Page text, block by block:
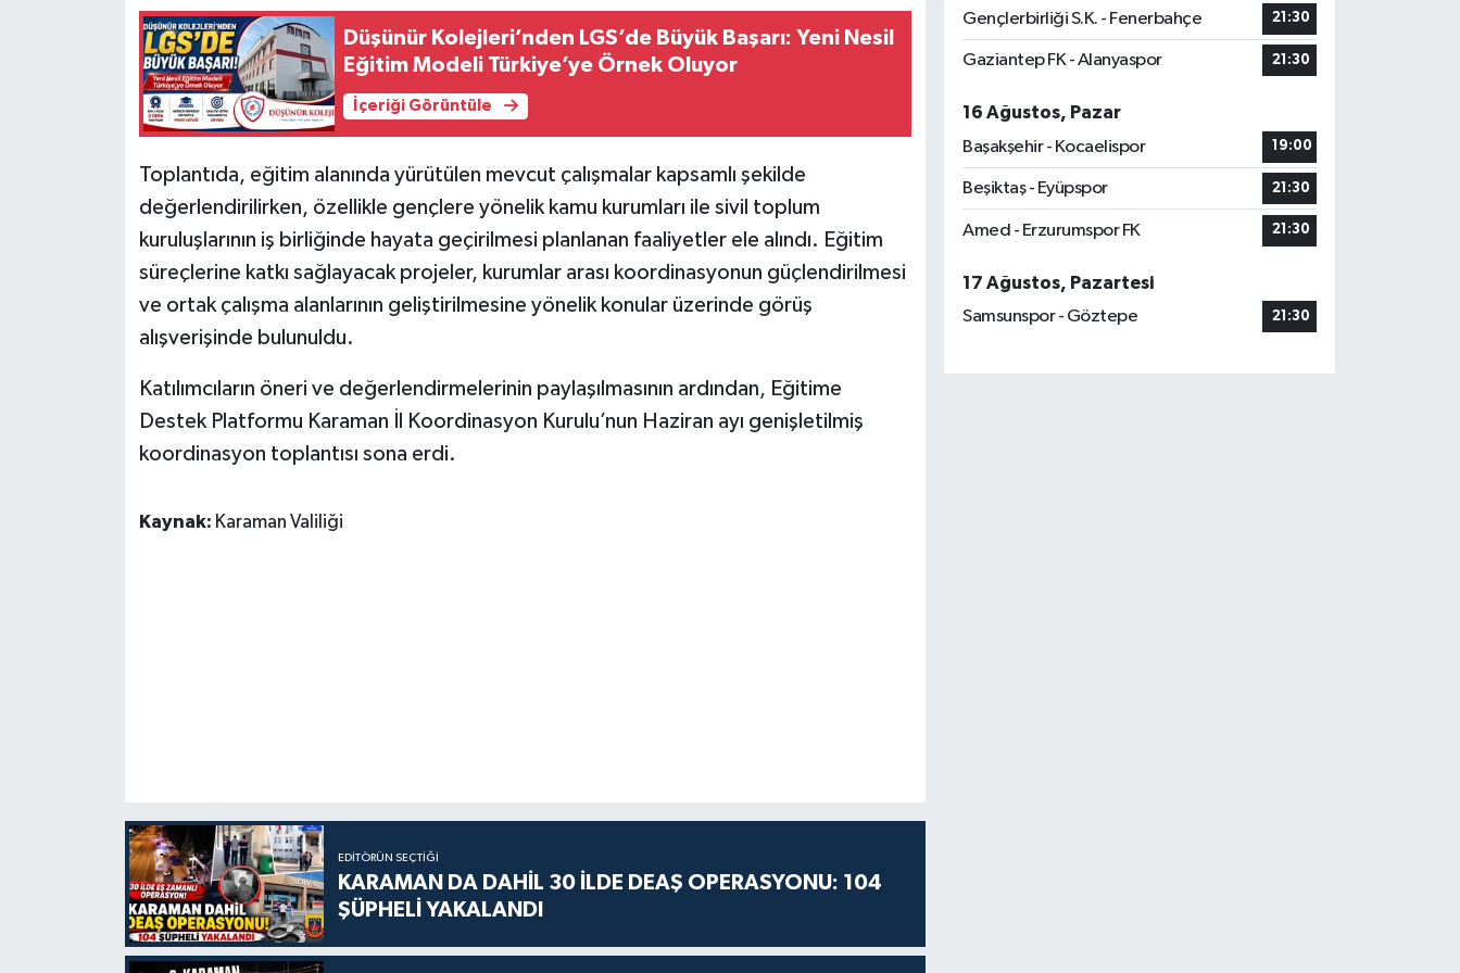
Düşünür Kolejleri’nden LGS’de Büyük Başarı: Yeni Nesil
Eğitim Modeli Türkiye’ye Örnek Oluyor
İçeriği Görüntüle
Toplantıda, eğitim alanında yürütülen mevcut çalışmalar kapsamlı şekilde
değerlendirilirken, özellikle gençlere yönelik kamu kurumları ile sivil toplum
kuruluşlarının iş birliğinde hayata geçirilmesi planlanan faaliyetler ele alındı. Eğitim
süreçlerine katkı sağlayacak projeler, kurumlar arası koordinasyonun güçlendirilmesi
ve ortak çalışma alanlarının geliştirilmesine yönelik konular üzerinde görüş
alışverişinde bulunuldu.
Katılımcıların öneri ve değerlendirmelerinin paylaşılmasının ardından, Eğitime
Destek Platformu Karaman İl Koordinasyon Kurulu’nun Haziran ayı genişletilmiş
koordinasyon toplantısı sona erdi.
Kaynak: Karaman Valiliği
EDITÖRÜN SEÇTIĞI
KARAMAN DA DAHİL 30 İLDE DEAŞ OPERASYONU: 104
ŞÜPHELİ YAKALANDI
Gençlerbirliği S.K. - Fenerbahçe 21:30
Gaziantep FK - Alanyaspor 21:30
16 Ağustos, Pazar
Başakşehir - Kocaelispor
19:00
Beşiktaş - Eyüpspor 21:30
Amed - Erzurumspor FK 21:30
17 Ağustos, Pazartesi
Samsunspor - Göztepe
21:30